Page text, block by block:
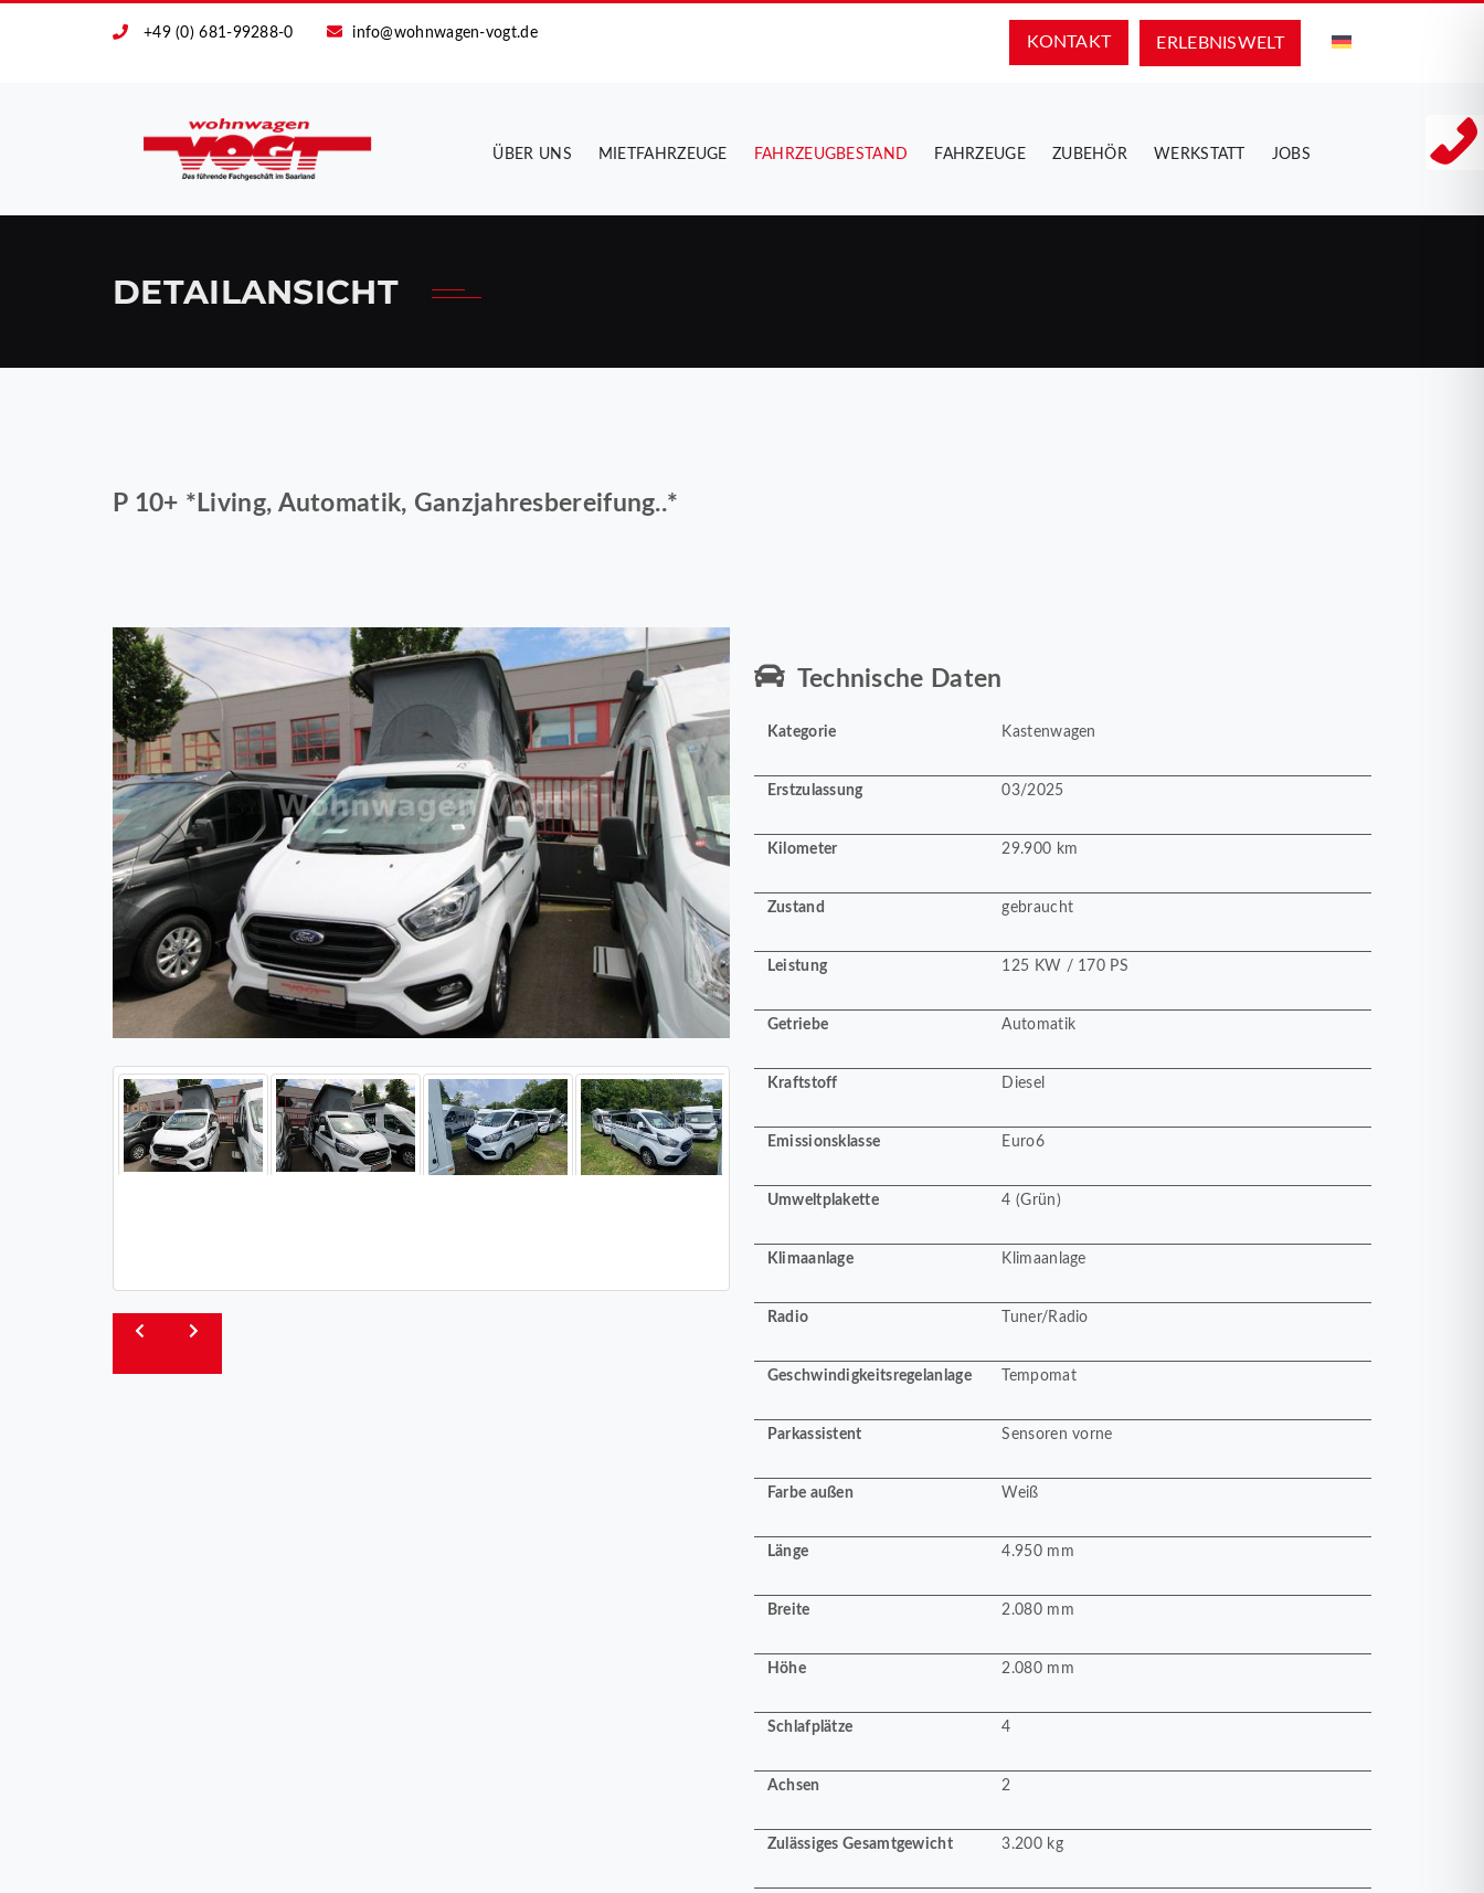
+49 (0) 681-99288-0 info@wohnwagen-vogt.de
ERLEBNIS­WELT
KONTAKT
ÜBER UNS MIETFAHRZEUGE FAHRZEUGBESTAND FAHRZEUGE ZUBEHÖR WERKSTATT JOBS
DETAILANSICHT
P 10+ *Living, Automatik, Ganzjahresbereifung..*
Technische Daten
Kategorie Kastenwagen
Erstzulassung 03/2025
Kilometer 29.900 km
Zustand gebraucht
Leistung 125 KW / 170 PS
Getriebe Automatik
Kraftstoff Diesel
Emissionsklasse Euro6
Umweltplakette 4 (Grün)
Klimaanlage Klimaanlage
Radio Tuner/Radio
Geschwindigkeitsregelanlage Tempomat
Parkassistent Sensoren vorne
Farbe außen Weiß
Länge 4.950 mm
Breite 2.080 mm
Höhe 2.080 mm
Schlafplätze 4
Achsen 2
Zulässiges Gesamtgewicht 3.200 kg